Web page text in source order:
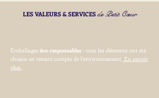
LES VALEURS & SERVICESde Petit Cœur
Emballages éco-responsables : tous les éléments ont été
choisis en tenant compte de l’environnement. En savoir
plus.